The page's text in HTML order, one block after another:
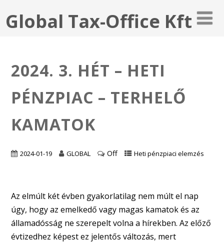
Global Tax-Office Kft
2024. 3. HÉT – HETI
PÉNZPIAC – TERHELŐ
KAMATOK
2024-01-19 GLOBAL Off Heti pénzpiaci elemzés
Az elmúlt két évben gyakorlatilag nem múlt el nap
úgy, hogy az emelkedő vagy magas kamatok és az
államadósság ne szerepelt volna a hírekben. Az előző
évtizedhez képest ez jelentős változás, mert